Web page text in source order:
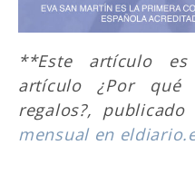
**Este artículo
artículo ¿Por
regalos?,
mensual en